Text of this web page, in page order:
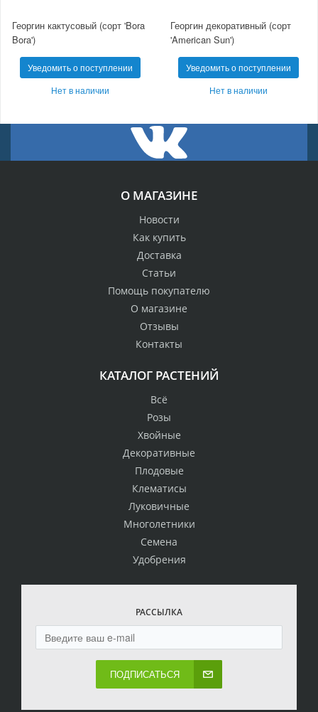
Георгин кактусовый (сорт 'Bora
Bora')
Уведомить о поступлении
Нет в наличии
Георгин декоративный (сорт
'American Sun')
Уведомить о поступлении
Нет в наличии
О МАГАЗИНЕ
Новости
Как купить
Доставка
Статьи
Помощь покупателю
О магазине
Отзывы
Контакты
КАТАЛОГ РАСТЕНИЙ
Всё
Розы
Хвойные
Декоративные
Плодовые
Клематисы
Луковичные
Многолетники
Семена
Удобрения
РАССЫЛКА
ПОДПИСАТЬСЯ